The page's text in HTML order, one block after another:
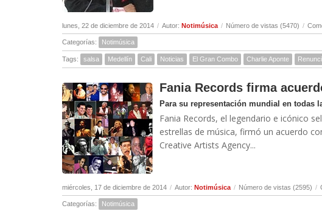
lunes, 22 de diciembre de 2014 / Autor: Notimúsica / Número de vistas (5470) /
Categorías: Notimúsica
Tags: salsa Medellín Cali Noticias El Gran Combo Charlie Aponte
Fania Records firma
Para su representación mundial en todas
Fania Records, el legendario e icónico
estrellas de música, firmó un acuerdo
Creative Artists Agency...
miércoles, 17 de diciembre de 2014 / Autor: Notimúsica / Número de vistas (2595) /
Categorías: Notimúsica